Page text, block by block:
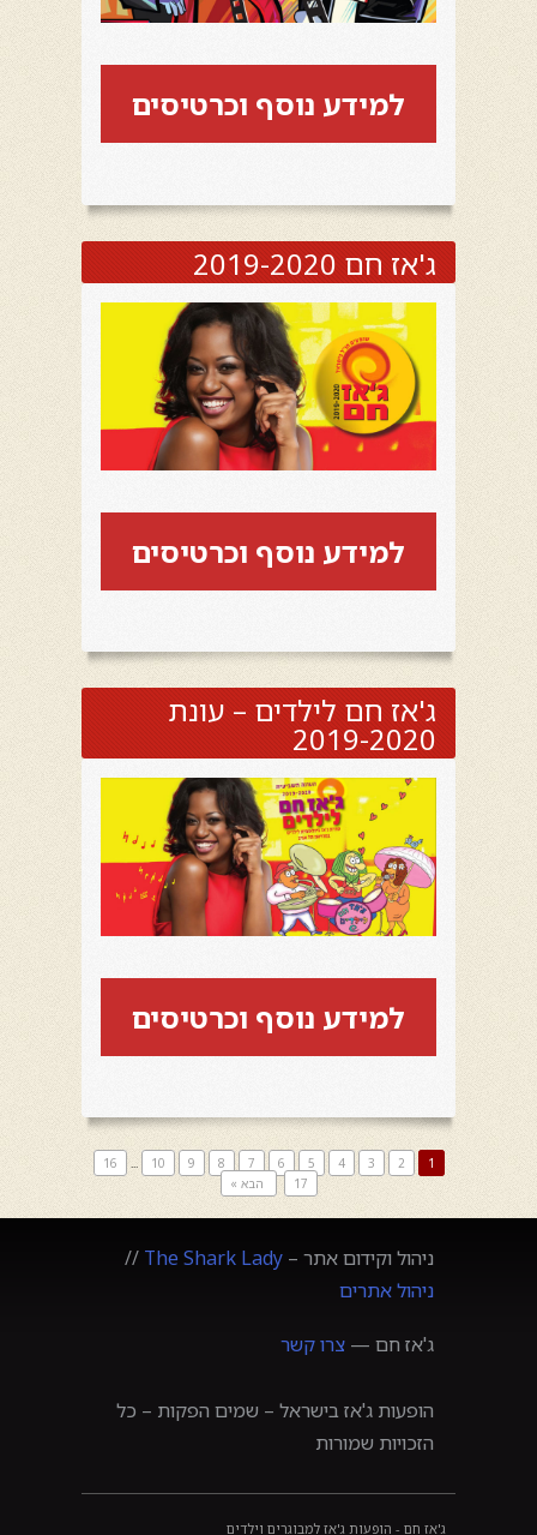
למידע נוסף וכרטיסים
ג'אז חם 2019-2020
למידע נוסף וכרטיסים
ג'אז חם לילדים – עונת
2019-2020
למידע נוסף וכרטיסים
1
2
3
4
5
6
7
8
9
10
...
16
17
הבא »
ניהול וקידום אתר – The Shark Lady
//
ניהול אתרים
ג'אז חם — צרו קשר
הופעות ג'אז בישראל – שמים הפקות – כל
הזכויות שמורות
ג'אז חם - הופעות ג'אז למבוגרים וילדים